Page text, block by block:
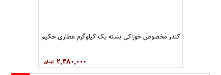
کندر مخصوص خوراکی بسته یک کیلوگرم عطاری حکیم
۲,۴۸۰,۰۰۰